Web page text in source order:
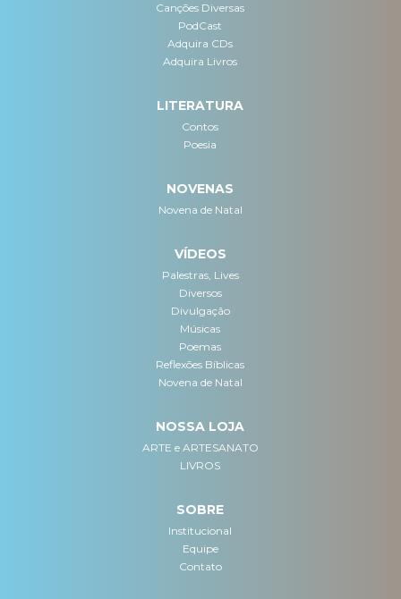
Canções Diversas
PodCast
Adquira CDs
Adquira Livros
LITERATURA
Contos
Poesia
NOVENAS
Novena de Natal
VÍDEOS
Palestras, Lives
Diversos
Divulgação
Músicas
Poemas
Reflexões Bíblicas
Novena de Natal
NOSSA LOJA
ARTE e ARTESANATO
LIVROS
SOBRE
Institucional
Equipe
Contato